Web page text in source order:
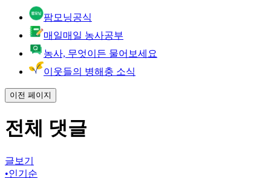
팜모닝공식
매일매일 농사공부
농사, 무엇이든 물어보세요
이웃들의 병해충 소식
이전 페이지
전체 댓글
글보기
•인기순